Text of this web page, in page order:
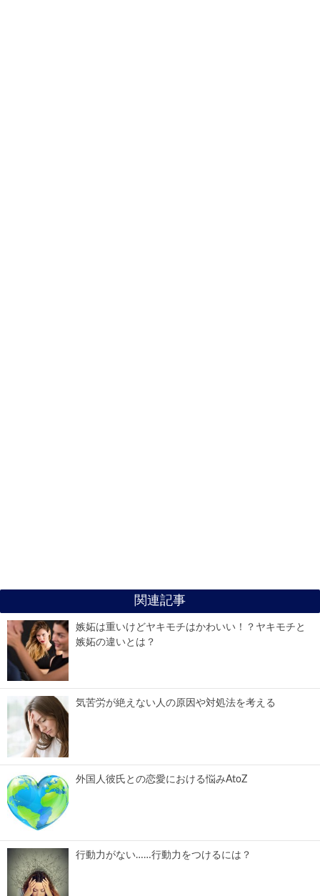
関連記事
嫉妬は重いけどヤキモチはかわいい！？ヤキモチと
嫉妬の違いとは？
気苦労が絶えない人の原因や対処法を考える
外国人彼氏との恋愛における悩みAtoZ
行動力がない……行動力をつけるには？